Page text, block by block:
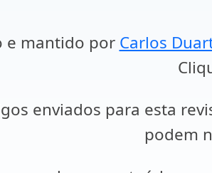
e mantido por Carlos
enviados para esta
podem